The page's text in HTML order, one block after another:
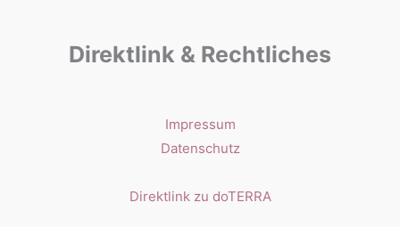
Direktlink & Rechtliches
Impressum
Datenschutz
Direktlink zu doTERRA